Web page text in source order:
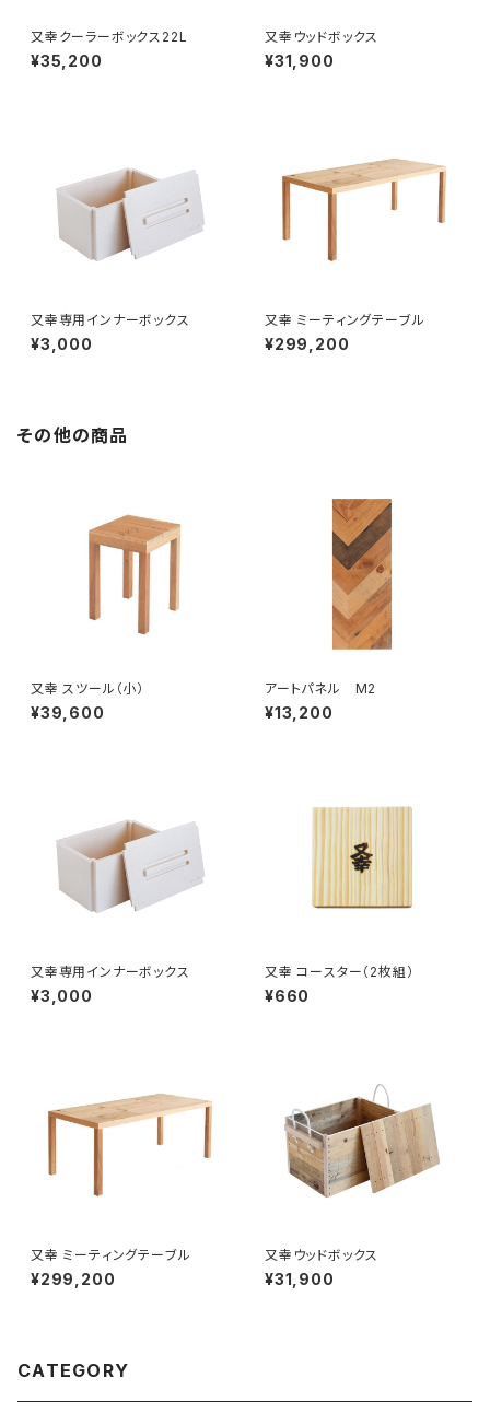
又幸クーラーボックス22L
¥35,200
又幸ウッドボックス
¥31,900
又幸専用インナーボックス
¥3,000
又幸 ミーティングテーブル
¥299,200
その他の商品
又幸 スツール（小）
¥39,600
アートパネル M2
¥13,200
又幸専用インナーボックス
¥3,000
又幸 コースター（2枚組）
¥660
又幸 ミーティングテーブル
¥299,200
又幸ウッドボックス
¥31,900
CATEGORY